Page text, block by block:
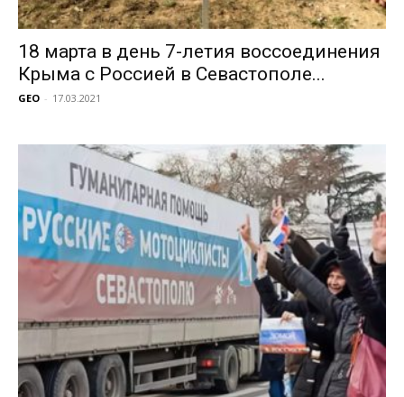
18 марта в день 7-летия воссоединения
Крыма с Россией в Севастополе...
GEO - 17.03.2021